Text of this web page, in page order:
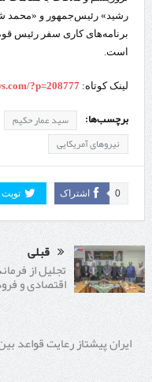
رشید» رئیس‌جمهور و «محمد
برنامه‌های کاری سفر رئیس
است.
لینک کوتاه: ?p=208777
برچسب‌ها: سید عمار حکیم
نیروهای آمریکایی
اشتراک 0 تویت
قبلی
تجلیل از
اقتصادی و
ایران پیشتاز رعایت قواعد